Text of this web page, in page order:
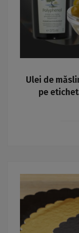
Ulei de
pe